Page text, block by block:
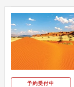
予約受付中